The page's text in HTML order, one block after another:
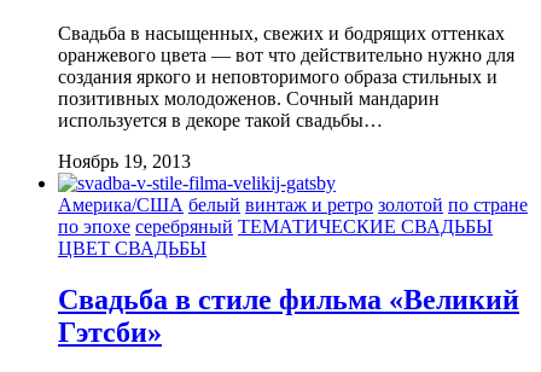
Свадьба в насыщенных, свежих и бодрящих оттенках
оранжевого цвета — вот что действительно нужно для
создания яркого и неповторимого образа стильных и
позитивных молодоженов. Сочный мандарин
используется в декоре такой свадьбы…
Ноябрь 19, 2013
Америка/США белый винтаж и ретро золотой по стране
по эпохе серебряный ТЕМАТИЧЕСКИЕ СВАДЬБЫ
ЦВЕТ СВАДЬБЫ
Свадьба в стиле фильма «Великий
Гэтсби»